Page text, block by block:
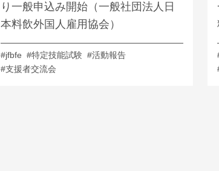
り一般申込み開始（一般社団法人日
本料飲外国人雇用協会）
#jfbfe #特定技能試験 #活動報告
#支援者交流会